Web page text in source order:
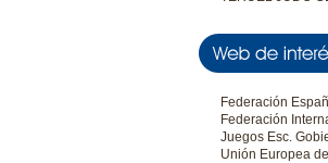
Federación
Federación
Juegos Esc.
Unión Europea